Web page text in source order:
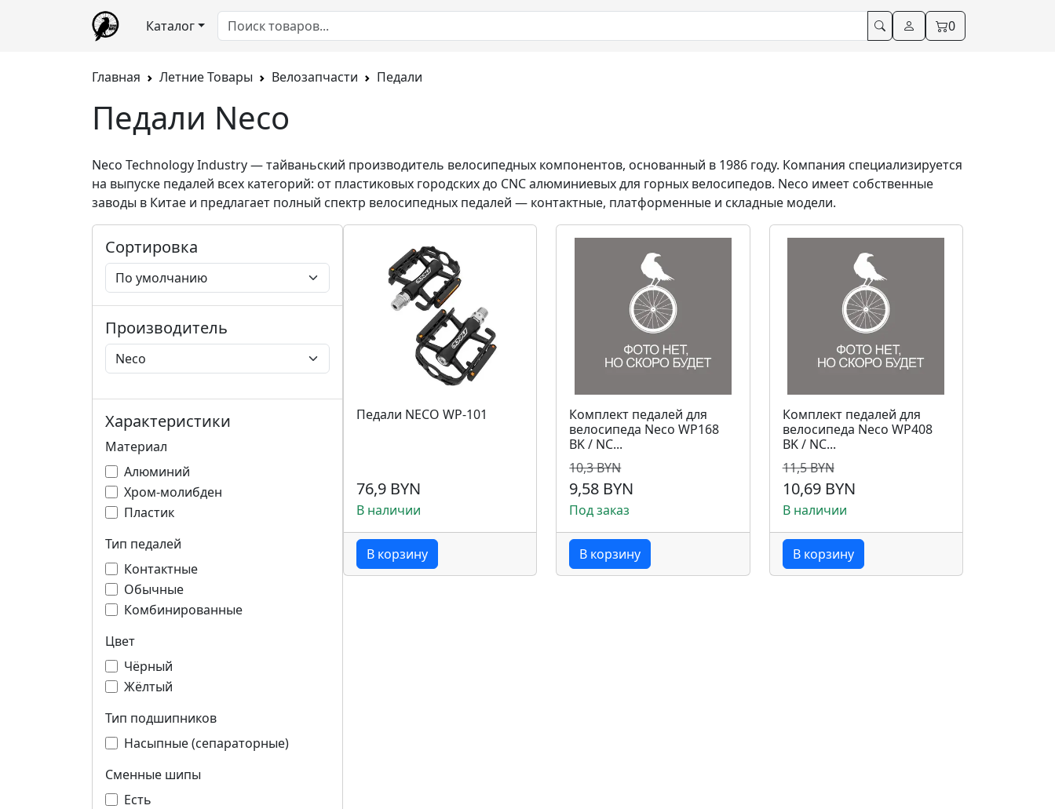
Каталог 0
Главная Летние Товары Велозапчасти Педали
Педали Neco
Neco Technology Industry— тайваньский производитель велосипедных компонентов, основанный в 1986 году. Компания специализируется
на выпуске педалей всех категорий: от пластиковых городских до CNC алюминиевых для горных велосипедов. Neco имеет собственные
заводы в Китае и предлагает полный спектр велосипедных педалей — контактные, платформенные и складные модели.
Сортировка
Производитель
Характеристики
Материал
Алюминий
Хром-молибден
Пластик
Тип педалей
Контактные
Обычные
Комбинированные
Цвет
Чёрный
Жёлтый
Тип подшипников
Насыпные (сепараторные)
Сменные шипы
Есть
Педали NEСO WP-101
76,9 BYN
В наличии
В корзину
Комплект педалей для
велосипеда Neco WP168
BK / NC...
10,3 BYN
9,58 BYN
Под заказ
В корзину
Комплект педалей для
велосипеда Neco WP408
BK / NC...
11,5 BYN
10,69 BYN
В наличии
В корзину